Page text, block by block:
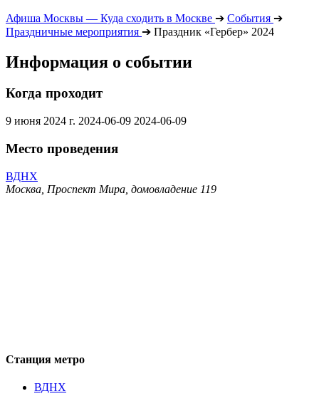
Афиша Москвы — Куда сходить в Москве ➔ События ➔
Праздничные мероприятия ➔ Праздник «Гербер» 2024
Информация о событии
Когда проходит
9 июня 2024 г. 2024-06-09 2024-06-09
Место проведения
ВДНХ
Москва, Проспект Мира, домовладение 119
Станция метро
ВДНХ